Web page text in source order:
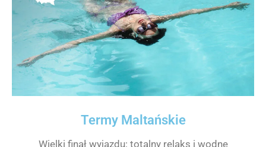
Termy Maltańskie
Wielki finał wyjazdu: totalny relaks i wodne